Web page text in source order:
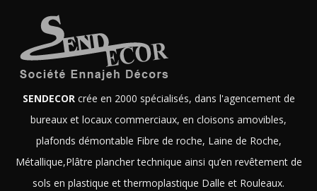
SENDECORcrée en 2000 spécialisés, dans l'agencement de
bureaux et locaux commerciaux, en cloisons amovibles,
plafonds démontable Fibre de roche, Laine de Roche,
Métallique,Plâtre plancher technique ainsi qu’en revêtement de
sols en plastique et thermoplastique Dalle et Rouleaux.